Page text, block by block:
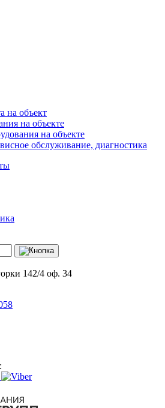
на объект
на объекте
на объекте
обслуживание, диагностика
142/4 оф. 34